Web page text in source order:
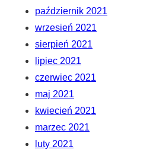
październik 2021
wrzesień 2021
sierpień 2021
lipiec 2021
czerwiec 2021
maj 2021
kwiecień 2021
marzec 2021
luty 2021